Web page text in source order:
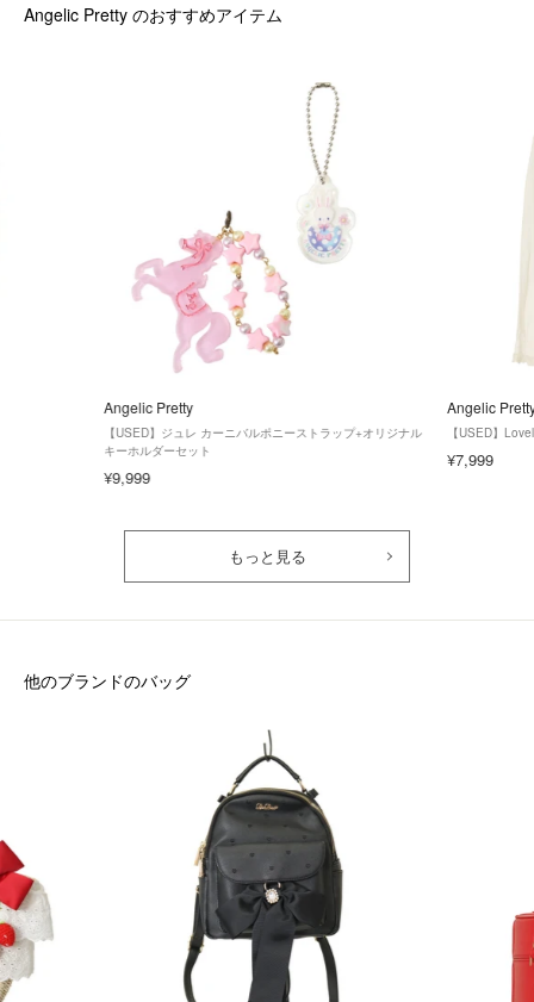
Angelic Pretty のおすすめアイテム
Angelic Pretty
【USED】ジュレ カーニバルポニーストラップ+オリジナル
キーホルダーセット
¥9,999
Angelic
【USED】
¥7,999
もっと見る
他のブランドのバッグ